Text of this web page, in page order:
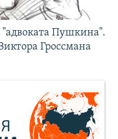
"адвоката Пушкина".
Гроссмана